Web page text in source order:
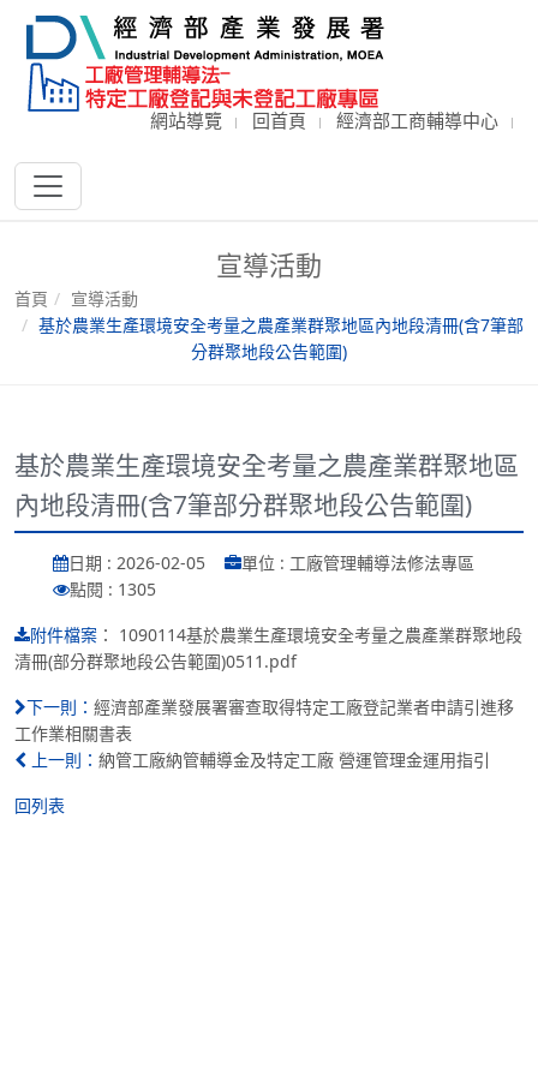
網站導覽 回首頁 經濟部工商輔導中心
宣導活動
首頁
宣導活動
基於農業生產環境安全考量之農產業群聚地區內地段清冊(含7筆部
分群聚地段公告範圍)
基於農業生產環境安全考量之農產業群聚地區
內地段清冊(含7筆部分群聚地段公告範圍)
日期 : 2026-02-05
單位 : 工廠管理輔導法修法專區
點閱 : 1305
附件檔案 ： 1090114基於農業生產環境安全考量之農產業群聚地段
清冊(部分群聚地段公告範圍)0511.pdf
下一則： 經濟部產業發展署審查取得特定工廠登記業者申請引進移
工作業相關書表
上一則： 納管工廠納管輔導金及特定工廠 營運管理金運用指引
回列表